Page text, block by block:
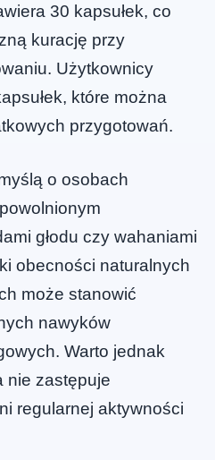
30 kapsułek, co
kurację przy
Użytkownicy
które można
przygotowań.
o osobach
głodu czy wahaniami
obecności naturalnych
może stanowić
nawyków
Warto jednak
nie zastępuje
regularnej aktywności